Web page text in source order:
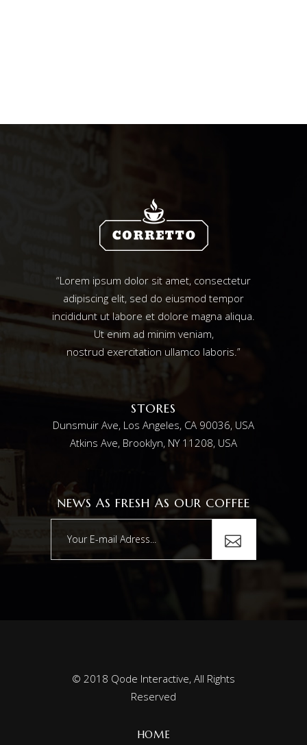
“Lorem ipsum dolor sit amet, consectetur
adipiscing elit, sed do eiusmod tempor
incididunt ut labore et dolore magna aliqua.
Ut enim ad minim veniam,
nostrud exercitation ullamco laboris.”
STORES
Dunsmuir Ave, Los Angeles, CA 90036, USA
Atkins Ave, Brooklyn, NY 11208, USA
NEWS AS FRESH AS OUR COFFEE
© 2018 Qode Interactive, All Rights
Reserved
HOME